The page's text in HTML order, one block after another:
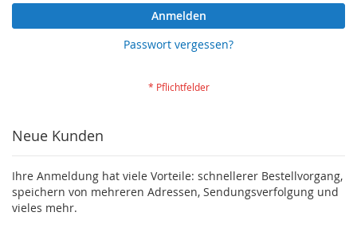
Anmelden
Passwort vergessen?
Neue Kunden
Ihre Anmeldung hat viele Vorteile: schnellerer Bestellvorgang,
speichern von mehreren Adressen, Sendungsverfolgung und
vieles mehr.